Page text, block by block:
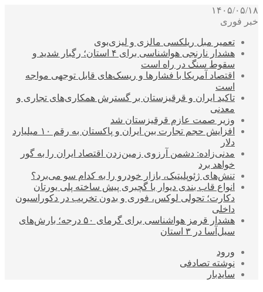
۱۴۰۵/۰۵/۱۸
خبر فوری
تعمیر مبل ریلکسی مالزی و لیزی‌بوی
هشدار نارنجی هواشناسی برای ۴ استان؛ رگبار شدید و
سقوط سنگ در راه است
اقتصاد آمریکا با فشارها و ریسک‌های قابل توجهی مواجه
است
تاکید ایران و قرقیزستان بر گسترش همکاری‌های تجاری و
معدنی
وزیر صمت عازم قرقیزستان شد
افزایش حجم تجارت بین ایران و پاکستان به رقم ۱۰ میلیارد
دلار
مدنی‌زاده: دشمن آرزوی زمین‌زدن اقتصاد ایران را به گور
خواهد برد
تنش‌های ژئوپلیتیک، بازار خودرو را به کدام سو می‌برد؟
انواع قاب بندی دیوار با گچبری پیش ساخته پلی یورتان
دکارت؛ تحولی لوکس، فوری و بدون تخریب در دکوراسیون
داخلی
هشدار قرمز هواشناسی برای گرمای ۵۰ درجه؛ بارش‌های
سیل‌آسا در ۳ استان
ورود
نوشته تصادفی
سایدبار